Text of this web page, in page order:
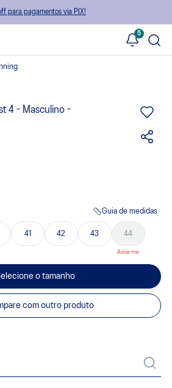
para pagamentos via PIX!
5
4 - Masculino -
Guia de medidas
41 42 43 44
o tamanho
com outro produto